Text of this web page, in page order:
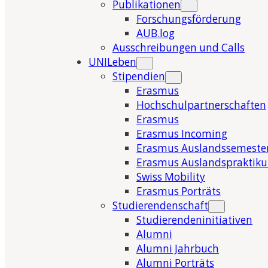
Publikationen
Forschungsförderung
AUB.log
Ausschreibungen und Calls
UNILeben
Stipendien
Erasmus
Hochschulpartnerschaften
Erasmus
Erasmus Incoming
Erasmus
Erasmus
Swiss Mobility
Erasmus Porträts
Studierendenschaft
Studierendeninitiativen
Alumni
Alumni Jahrbuch
Alumni Porträts